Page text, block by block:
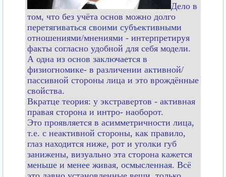
Дело в
том, что без учёта основ можно долго
перетягиваться своими субъективными
отношениями/мнениями - интерпретируя
факты согласно удобной для себя модели.
А одна из основ заключается в
физиогномике- в различении активной/
пассивной стороны лица и это врождённые
свойства.
Вкратце теория: у экстравертов - активная
правая сторона и интро- наоборот.
Это проявляется в асимметричности лица,
т.е. с неактивной стороны, как правило,
глаз находится ниже, рот и уголки губ
занижены, визуально эта сторона кажется
меньше и менее живая, осмысленная. Всё